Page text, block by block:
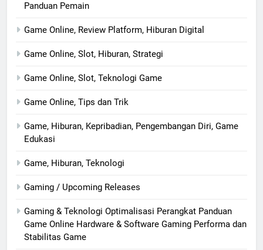
Panduan Pemain
Game Online, Review Platform, Hiburan Digital
Game Online, Slot, Hiburan, Strategi
Game Online, Slot, Teknologi Game
Game Online, Tips dan Trik
Game, Hiburan, Kepribadian, Pengembangan Diri, Game
Edukasi
Game, Hiburan, Teknologi
Gaming / Upcoming Releases
Gaming & Teknologi Optimalisasi Perangkat Panduan
Game Online Hardware & Software Gaming Performa dan
Stabilitas Game